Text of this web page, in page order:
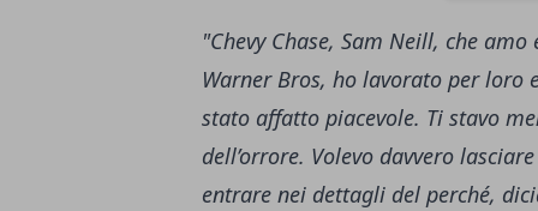
"Chevy Chase, Sam Neill, che
Warner Bros, ho lavorato per loro
stato affatto piacevole. Ti stavo
dell’orrore. Volevo davvero
entrare nei dettagli del perché,